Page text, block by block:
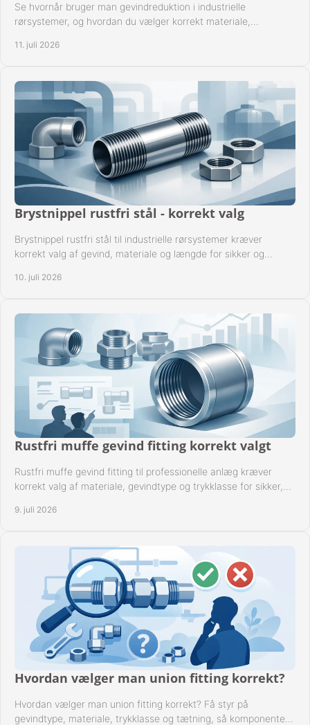
Se hvornår bruger man gevindreduktion i industrielle
rørsystemer, og hvordan du vælger korrekt materiale,
11. juli 2026
Brystnippel rustfri stål - korrekt valg
Brystnippel rustfri stål til industrielle rørsystemer kræver
korrekt valg af gevind, materiale og længde for sikker og
10. juli 2026
Rustfri muffe gevind fitting korrekt valgt
Rustfri muffe gevind fitting til professionelle anlæg kræver
korrekt valg af materiale, gevindtype og trykklasse for sikker,
9. juli 2026
Hvordan vælger man union fitting korrekt?
Hvordan vælger man union fitting korrekt? Få styr på
gevindtype, materiale, trykklasse og tætning, så komponenten